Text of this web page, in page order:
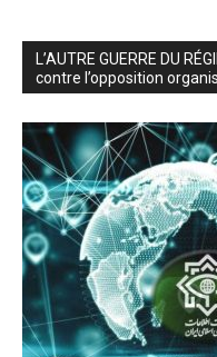
L’AUTRE GUERRE DU
contre l’opposition